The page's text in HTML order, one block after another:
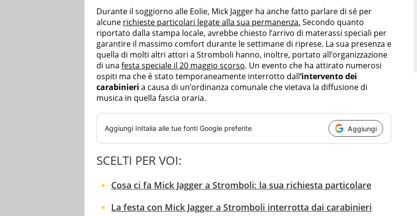
Durante il soggiorno alle Eolie, Mick Jagger ha anche fatto parlare di sé per
alcune richieste particolari legate alla sua permanenza. Secondo quanto
riportato dalla stampa locale, avrebbe chiesto l’arrivo di materassi speciali per
garantire il massimo comfort durante le settimane di riprese. La sua presenza e
quella di molti altri attori a Stromboli hanno, inoltre, portato all’organizzazione
di una festa speciale il 20 maggio scorso. Un evento che ha attirato numerosi
ospiti ma che è stato temporaneamente interrotto dall‘intervento dei
carabinieri a causa di un’ordinanza comunale che vietava la diffusione di
musica in quella fascia oraria.
Aggiungi InItalia alle tue fonti Google preferite Aggiungi
SCELTI PER VOI:
Cosa ci fa Mick Jagger a Stromboli: la sua richiesta particolare
La festa con Mick Jagger a Stromboli interrotta dai carabinieri